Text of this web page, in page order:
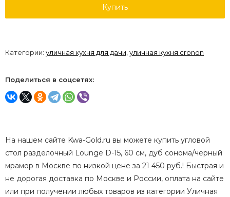
Купить
Категории: уличная кухня для дачи,уличная кухня cronon
Поделиться в соцсетях:
На нашем сайте Kwa-Gold.ru вы можете купить угловой
стол разделочный Lounge D-15, 60 см, дуб сонома/черный
мрамор в Москве по низкой цене за 21 450 руб.! Быстрая и
не дорогая доставка по Москве и России, оплата на сайте
или при получении любых товаров из категории Уличная